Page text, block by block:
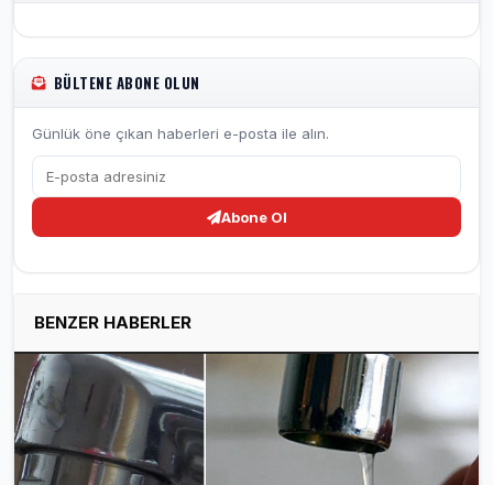
BÜLTENE ABONE OLUN
Günlük öne çıkan haberleri e-posta ile alın.
Abone Ol
BENZER HABERLER